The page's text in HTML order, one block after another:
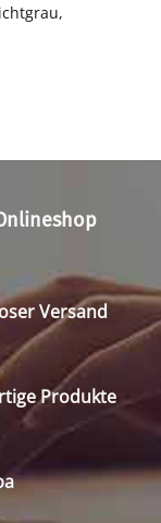
Versand
Produkte